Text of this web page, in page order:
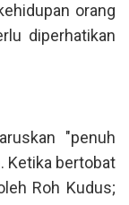
orang
diperhatikan
"penuh
Ketika bertobat
Roh Kudus;